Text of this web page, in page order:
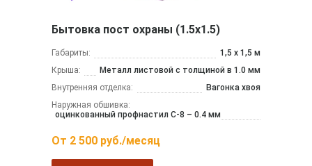
Бытовка пост охраны (1.5х1.5)
Габариты:
1,5 х 1,5 м
Крыша:
Металл листовой с толщиной в 1.0 мм
Внутренняя отделка:
Вагонка хвоя
Наружная обшивка:
оцинкованный профнастил С-8 – 0.4 мм
От 2 500 руб./месяц